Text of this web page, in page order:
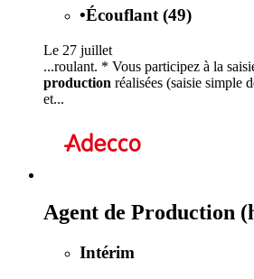
•Écouflant (49)
Le 27 juillet
...roulant. * Vous participez à la
production réalisées (saisie simple
et...
Agent de Production
Intérim